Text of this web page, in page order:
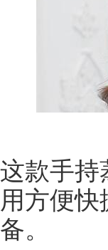
这款手持
用方便
备。